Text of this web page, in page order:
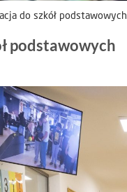
do szkół podstawowych
podstawowych